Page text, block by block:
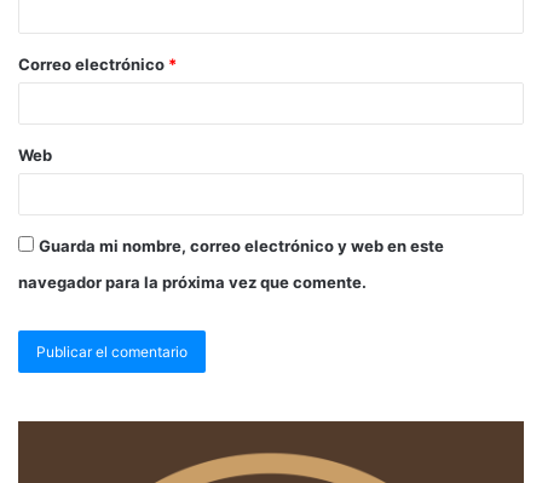
Correo electrónico *
Web
Guarda mi nombre, correo electrónico y web en este
navegador para la próxima vez que comente.